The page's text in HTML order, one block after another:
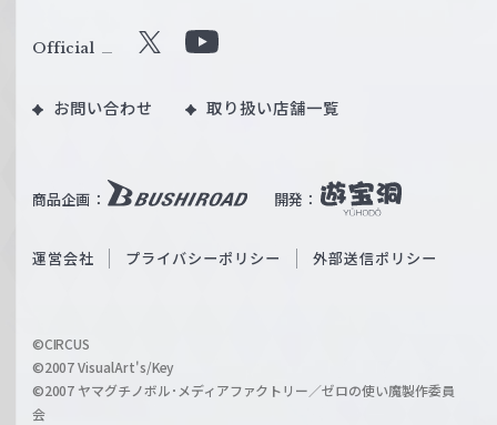
ル
W
ß
c
a
r
z
商品企画： 開発：
Official X
u
b
O
i
お問い合わせ 取り扱い店舗一覧
運営会社 プライバシーポリシー 外部送信ポリシー
©CIRCUS
©2007 VisualArt's/Key
©2007 ヤマグチノボル･メディアファクトリー／ゼロの使い魔製作委員
会